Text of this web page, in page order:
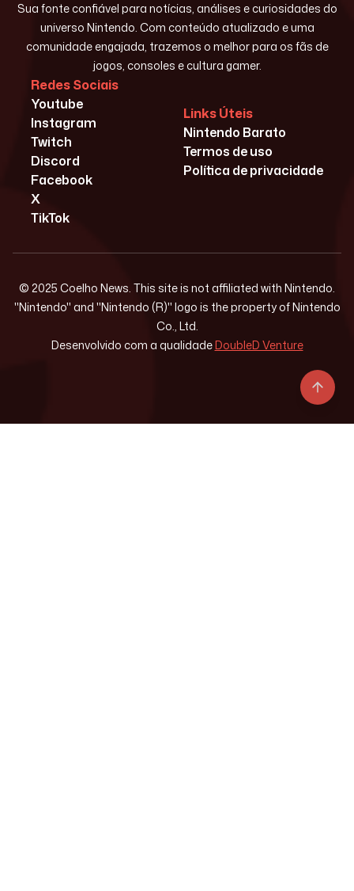
Sua fonte confiável para notícias, análises e curiosidades do
universo Nintendo. Com conteúdo atualizado e uma
comunidade engajada, trazemos o melhor para os fãs de
jogos, consoles e cultura gamer.
Redes Sociais
Youtube
Instagram
Twitch
Discord
Facebook
X
TikTok
Links Úteis
Nintendo Barato
Termos de uso
Política de privacidade
© 2025 Coelho News. This site is not affiliated with Nintendo.
"Nintendo" and "Nintendo (R)" logo is the property of Nintendo
Co., Ltd.
Desenvolvido com a qualidadeDoubleD Venture